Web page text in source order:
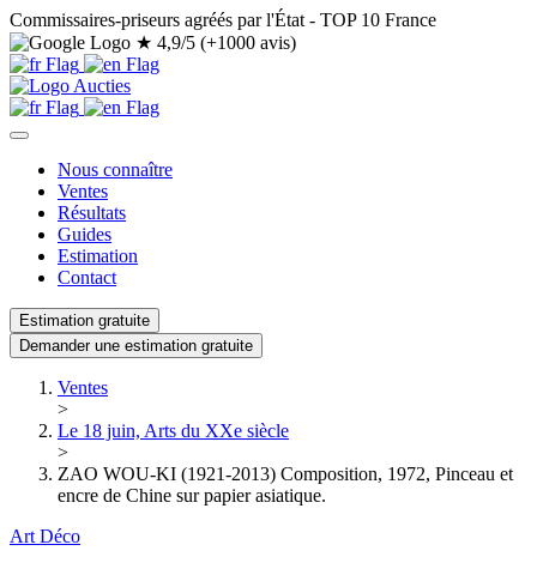
Commissaires-priseurs agréés par l'État - TOP 10 France
★ 4,9/5 (+1000 avis)
Nous connaître
Ventes
Résultats
Guides
Estimation
Contact
Estimation gratuite
Demander une estimation gratuite
Ventes
>
Le 18 juin, Arts du XXe siècle
>
ZAO WOU-KI (1921-2013) Composition, 1972, Pinceau et
encre de Chine sur papier asiatique.
Art Déco